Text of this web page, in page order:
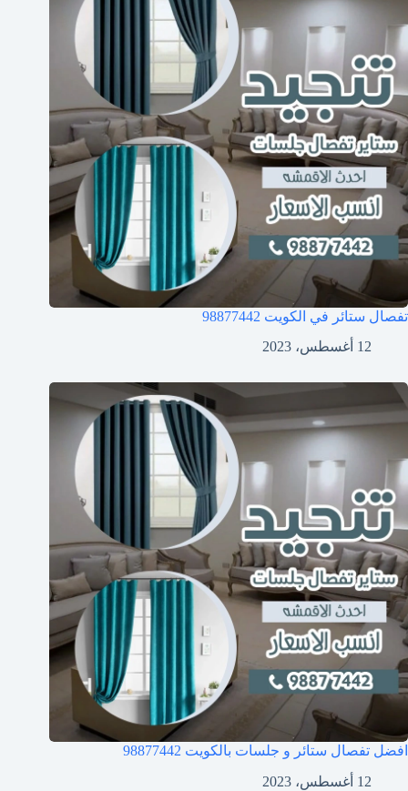
تفصال ستائر في الكويت 98877442
12 أغسطس، 2023
افضل تفصال ستائر و جلسات بالكويت 98877442
12 أغسطس، 2023